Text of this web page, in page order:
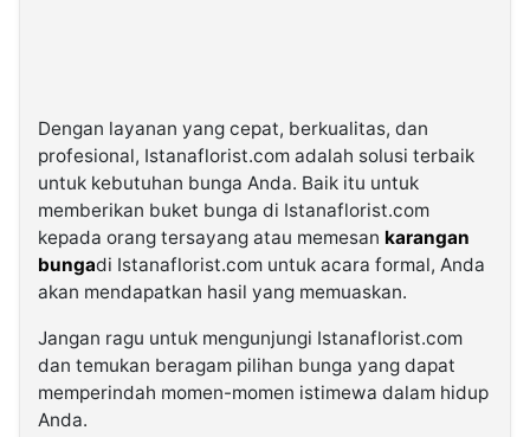
Dengan layanan yang cepat, berkualitas, dan
profesional, Istanaflorist.com adalah solusi terbaik
untuk kebutuhan bunga Anda. Baik itu untuk
memberikan buket bunga di Istanaflorist.com
kepada orang tersayang atau memesan karangan
bungadi Istanaflorist.com untuk acara formal, Anda
akan mendapatkan hasil yang memuaskan.
Jangan ragu untuk mengunjungi Istanaflorist.com
dan temukan beragam pilihan bunga yang dapat
memperindah momen-momen istimewa dalam hidup
Anda.